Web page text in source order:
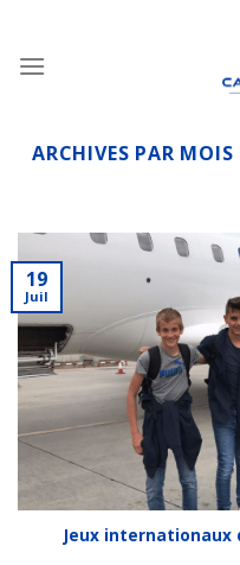
contenu
ARCHIVES PAR
Jeux internationaux
19
Juil